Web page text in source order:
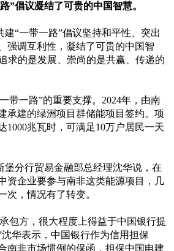
倡议凝结了可贵的中国智慧。
建“一带一路”倡议坚持和平性、突出
强调互利性，凝结了可贵的中国智
求的是发展、崇尚的是共赢、传递的
带一路”的重要支撑。 2024年，由南
承建的绿洲项目群储能项目签约。项
1000兆瓦时，可满足10万户居民一天
堡分行贸易金融部总经理沈华说，在
资企业要参与南非这类能源项目，几
次，情况有了转变。
包方，很大程度上得益于中国银行提
华表示，中国银行作为信用担保
南非市场惯例的保函，担保中国电建